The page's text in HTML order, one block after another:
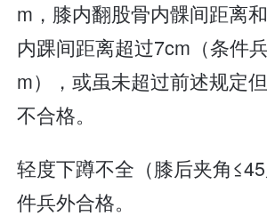
m，膝内翻股骨内髁间距离
内踝间距离超过7cm（条件
m），或虽未超过前述规定
不合格。
轻度下蹲不全（膝后夹角
件兵外合格。